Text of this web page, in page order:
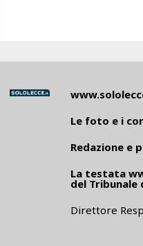
Le foto e i
Redazione e
La testata
del Tribunale
Direttore